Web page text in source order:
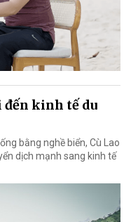
đến kinh tế du
bằng nghề biển, Cù Lao
dịch mạnh sang kinh tế